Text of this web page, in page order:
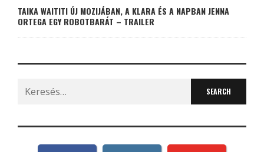
TAIKA WAITITI ÚJ MOZIJÁBAN, A KLARA ÉS A NAPBAN JENNA
ORTEGA EGY ROBOTBARÁT – TRAILER
Search
for: